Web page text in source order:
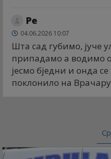
Ре
04.06.2026 10:07
Шта сад губимо, јуче
припадамо а водимо
јесмо бједни и онда
поклонило на